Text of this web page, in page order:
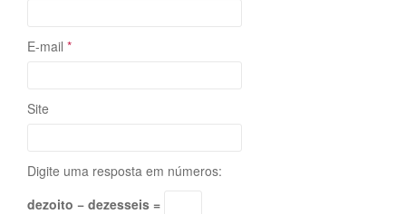
E-mail *
Site
Digite uma resposta em números:
dezoito − dezesseis =